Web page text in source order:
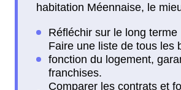
habitation Méennaise, le